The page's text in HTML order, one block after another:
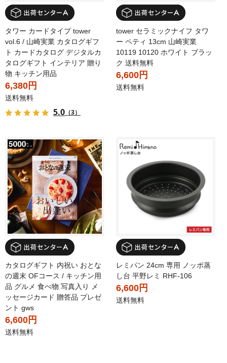
タワー カードタイプ tower
vol.6 / 山崎実業 カタログギフ
ト カードカタログ デジタルカ
タログギフト インテリア 贈り
物 キッチン用品
6,380円
送料無料
5.0 （3）
tower セラミックナイフ タワ
ー ペティ 13cm 山崎実業
10119 10120 ホワイト ブラッ
ク 送料無料
6,600円
送料無料
カタログギフト 内祝い おとな
の週末 OFコース / キッチン用
品 グルメ 食べ物 写真入り メ
ッセージカード 贈答品 プレゼ
ント gws
6,600円
送料無料
レミパン 24cm 専用 ノッポ蒸
し台 平野レミ RHF-106
6,600円
送料無料